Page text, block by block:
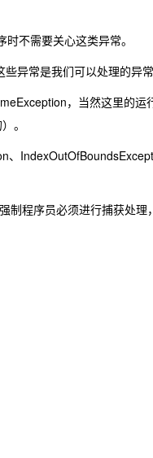
不需要关心这类异常。
异常是我们可以处理的异常
，当然这里的运
。
程序员必须进行捕获处理